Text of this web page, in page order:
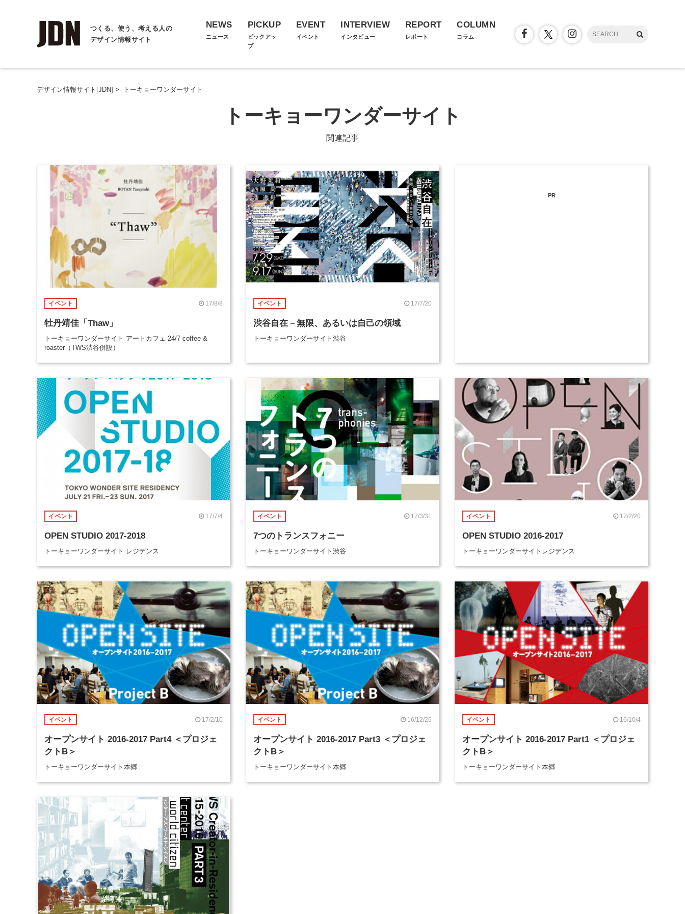
つくる、使う、考える人の
デザイン情報サイト
NEWS
ニュース
PICKUP
ピックアッ
プ
EVENT
イベント
INTERVIEW
インタビュー
REPORT
レポート
COLUMN
コラム
デザイン情報サイト[JDN] > トーキョーワンダーサイト
トーキョーワンダーサイト
関連記事
イベント 17/8/8
牡丹靖佳「Thaw」
トーキョーワンダーサイト アートカフェ 24/7 coffee &
roaster（TWS渋谷併設）
イベント 17/7/20
渋谷自在－無限、あるいは自己の領域
トーキョーワンダーサイト渋谷
PR
イベント 17/7/4
OPEN STUDIO 2017-2018
トーキョーワンダーサイト レジデンス
イベント 17/3/31
7つのトランスフォニー
トーキョーワンダーサイト渋谷
イベント 17/2/20
OPEN STUDIO 2016-2017
トーキョーワンダーサイトレジデンス
イベント 17/2/10
オープンサイト 2016-2017 Part4 ＜プロジェ
クトB＞
トーキョーワンダーサイト本郷
イベント 16/12/26
オープンサイト 2016-2017 Part3 ＜プロジェ
クトB＞
トーキョーワンダーサイト本郷
イベント 16/10/4
オープンサイト 2016-2017 Part1 ＜プロジェ
クトB＞
トーキョーワンダーサイト本郷